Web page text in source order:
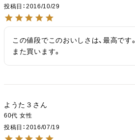
投稿日 2016/10/29
この値段でこのおいしさは、最高です。
また買います。
ようた３
60代 女性
投稿日
2016/07/19